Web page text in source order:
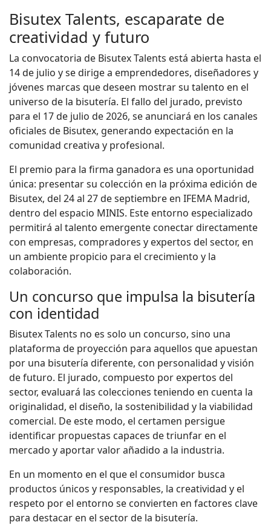
Bisutex Talents, escaparate de
creatividad y futuro
La convocatoria de Bisutex Talents está abierta hasta el
14 de julio y se dirige a emprendedores, diseñadores y
jóvenes marcas que deseen mostrar su talento en el
universo de la bisutería. El fallo del jurado, previsto
para el 17 de julio de 2026, se anunciará en los canales
oficiales de Bisutex, generando expectación en la
comunidad creativa y profesional.
El premio para la firma ganadora es una oportunidad
única: presentar su colección en la próxima edición de
Bisutex, del 24 al 27 de septiembre en IFEMA Madrid,
dentro del espacio MINIS. Este entorno especializado
permitirá al talento emergente conectar directamente
con empresas, compradores y expertos del sector, en
un ambiente propicio para el crecimiento y la
colaboración.
Un concurso que impulsa la bisutería
con identidad
Bisutex Talents no es solo un concurso, sino una
plataforma de proyección para aquellos que apuestan
por una bisutería diferente, con personalidad y visión
de futuro. El jurado, compuesto por expertos del
sector, evaluará las colecciones teniendo en cuenta la
originalidad, el diseño, la sostenibilidad y la viabilidad
comercial. De este modo, el certamen persigue
identificar propuestas capaces de triunfar en el
mercado y aportar valor añadido a la industria.
En un momento en el que el consumidor busca
productos únicos y responsables, la creatividad y el
respeto por el entorno se convierten en factores clave
para destacar en el sector de la bisutería.